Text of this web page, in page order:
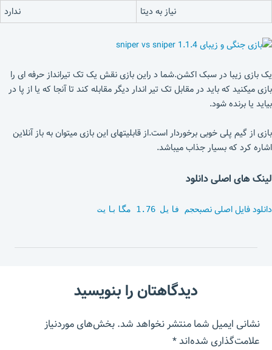
نیاز به دیتا
ندارد
یک بازی زیبا در سبک اکشن.شما د راین بازی نقش یک تک تیرانداز حرفه ای را
بازی میکنید که باید در مقابل تک تیر اندار دیگر مقابله کند تا آنجا که یا از پا در
بیاید یا برنده شود.
بازی از گیم پلی خوبی برخوردار است.از قابلیتهای این بازی میتوان به باز آنلاین
اشاره کرد که بسیار جذاب میباشد.
لینک های اصلی دانلود
دانلود فایل اصلی نصبحجم فایل 1.76 مگابایت
دیدگاهتان را بنویسید
نشانی ایمیل شما منتشر نخواهد شد.بخش‌های موردنیاز
علامت‌گذاری شده‌اند*